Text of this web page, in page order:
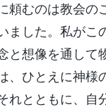
頼むのは教会の
ました。私がこ
と想像を通して
、ひとえに神様
れとともに、自